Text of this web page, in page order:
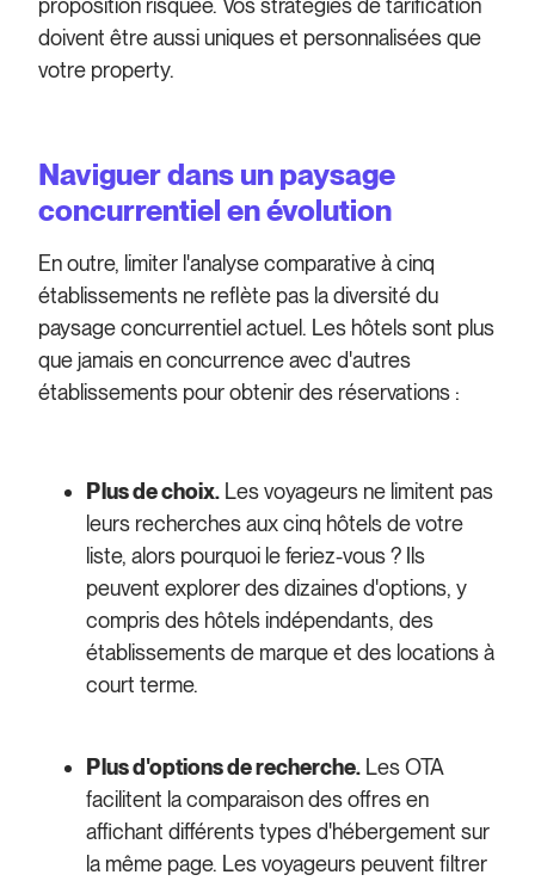
proposition risquée. Vos stratégies de tarification
doivent être aussi uniques et personnalisées que
votre property.
Naviguer dans un paysage
concurrentiel en évolution
En outre, limiter l'analyse comparative à cinq
établissements ne reflète pas la diversité du
paysage concurrentiel actuel. Les hôtels sont plus
que jamais en concurrence avec d'autres
établissements pour obtenir des réservations :
Plus de choix. Les voyageurs ne limitent pas
leurs recherches aux cinq hôtels de votre
liste, alors pourquoi le feriez-vous ? Ils
peuvent explorer des dizaines d'options, y
compris des hôtels indépendants, des
établissements de marque et des locations à
court terme.
Plus d'options de recherche. Les OTA
facilitent la comparaison des offres en
affichant différents types d'hébergement sur
la même page. Les voyageurs peuvent filtrer